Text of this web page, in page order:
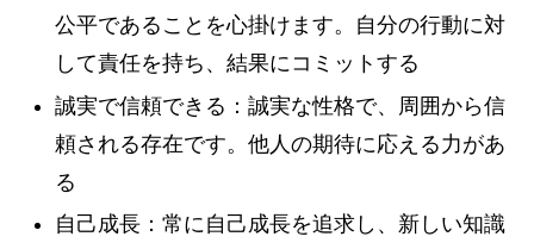
公平であることを心掛けます。自分の行動に対
して責任を持ち、結果にコミットする
誠実で信頼できる：誠実な性格で、周囲から信
頼される存在です。他人の期待に応える力があ
る
自己成長：常に自己成長を追求し、新しい知識